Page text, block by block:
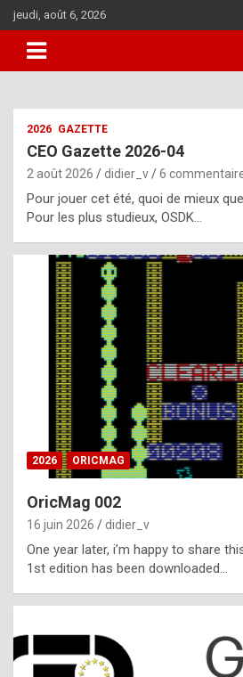
Aller
au
contenu
jeudi, août 6, 2026
i
u
l
y
d
i
ff
i
l
t
t
s
2026 GAZETTE
CEO Gazette 2026-04
2 août 2026 didier_v 6
Pour jouer cet été, quoi de mieux
Pour les plus studieux, OSDK…
2026 ORICMAG
OricMag 002
16 juin 2026 didier_v
One year later, i’m happy to share
1st edition has been downloaded…